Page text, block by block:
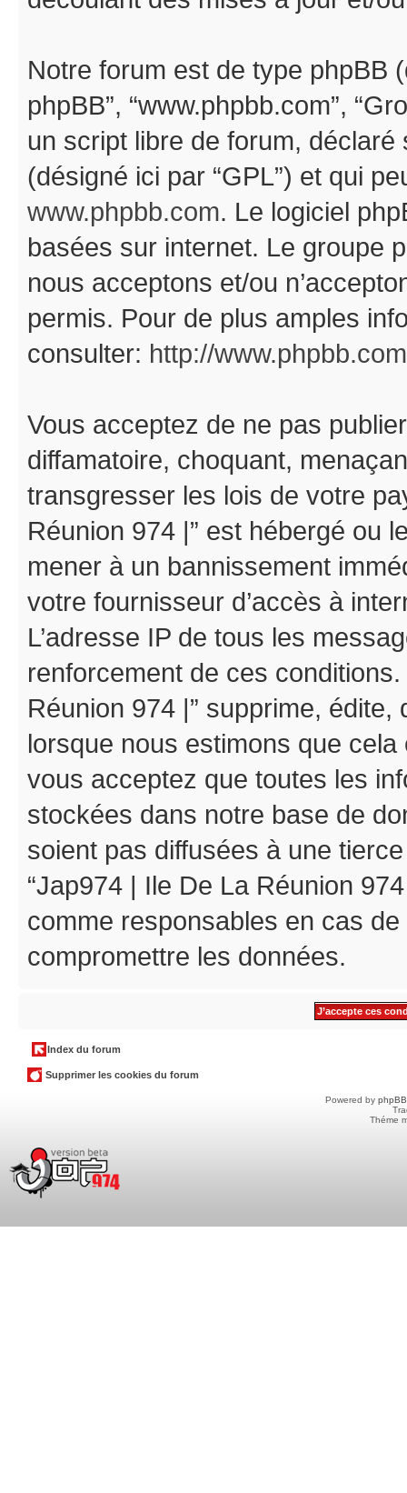
Notre forum est de type phpBB
phpBB”, “www.phpbb.com”,
un script libre de forum, déclaré
(désigné ici par “GPL”) et qui
www.phpbb.com. Le logiciel
basées sur internet. Le groupe
nous acceptons et/ou
permis. Pour de plus amples
consulter: http://
Vous acceptez de ne pas
diffamatoire, choquant,
transgresser les lois de votre
Réunion 974 |” est hébergé ou
mener à un bannissement
votre fournisseur d’accès à
L’adresse IP de tous les
renforcement de ces
Réunion 974 |” supprime, édite,
lorsque nous estimons que cela
vous acceptez que toutes les
stockées dans notre base de
soient pas diffusées à une
“Jap974 | Ile De La Réunion
comme responsables en cas
compromettre les données.
Index du forum
Supprimer les cookies du forum
Powered by phpBB
Théme